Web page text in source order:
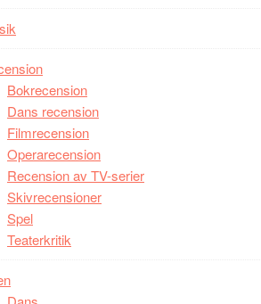
Bokrecension
Dans recension
Filmrecension
Operarecension
Recension av TV-serier
Skivrecensioner
Spel
Teaterkritik